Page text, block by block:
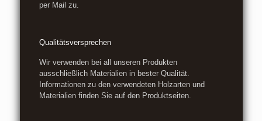
per Mail zu.
Qualitätsversprechen
Wir verwenden bei all unseren Produkten
ausschließlich Materialien in bester Qualität.
Informationen zu den verwendeten Holzarten und
Materialien finden Sie auf den Produktseiten.